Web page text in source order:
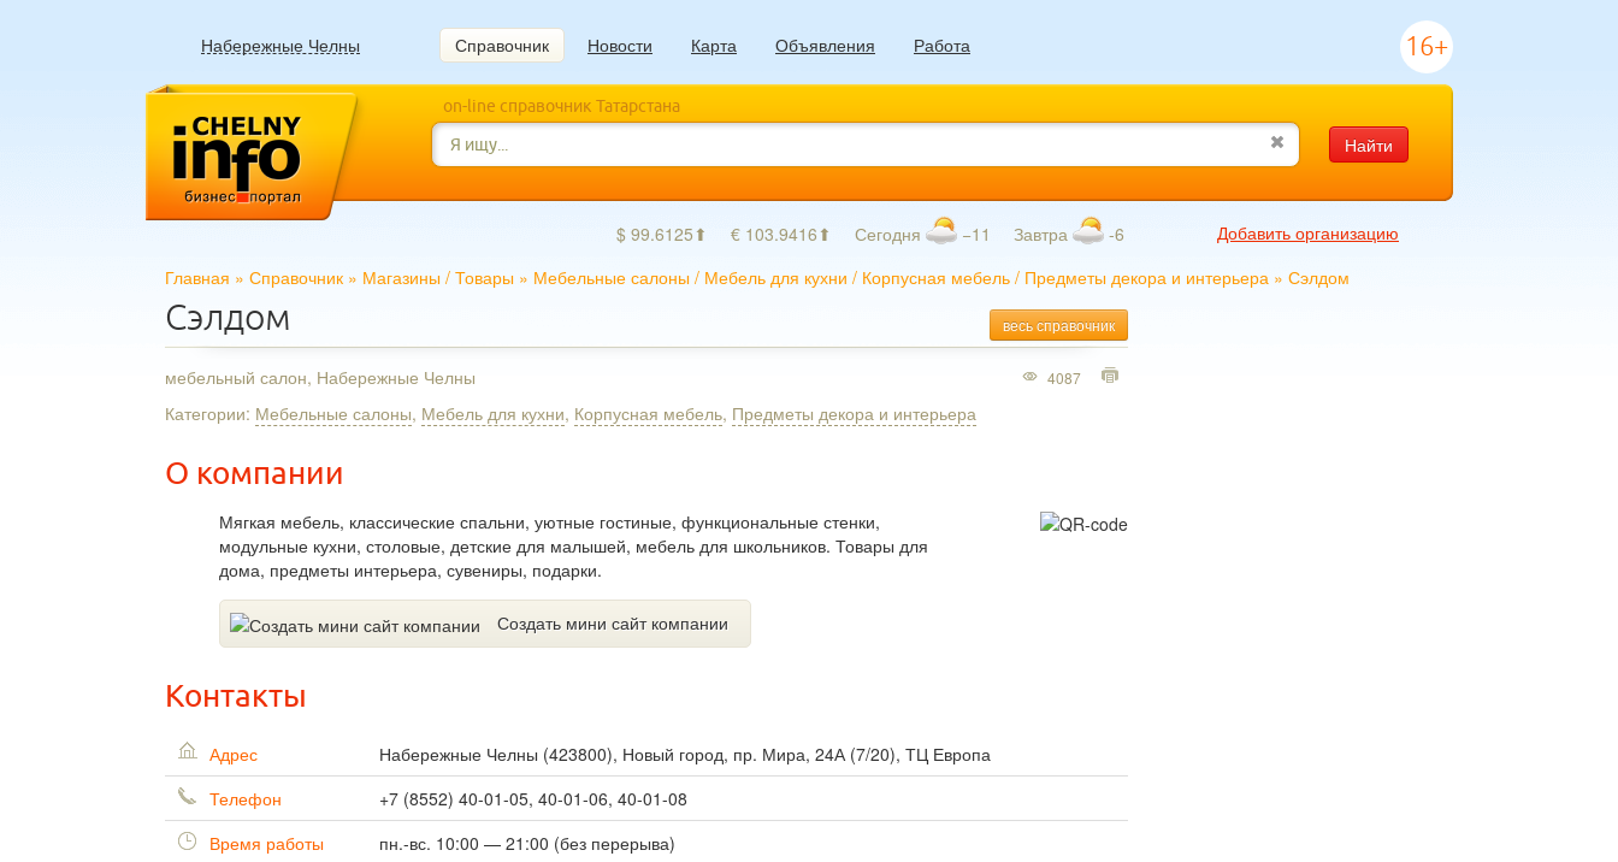
Набережные Челны Справочник Новости Карта Объявления Работа 16+
on-line справочник Татарстана
Найти
$ 99.6125⬆ € 103.9416⬆ Сегодня −11 Завтра -6
Добавить организацию
Главная » Справочник » Магазины / Товары » Мебельные салоны / Мебель для кухни / Корпусная мебель / Предметы декора и интерьера » Сэлдом
весь справочник
Сэлдом
мебельный салон, Набережные Челны
Категории: Мебельные салоны, Мебель для кухни, Корпусная мебель, Предметы декора и интерьера
О компании
Мягкая мебель, классические спальни, уютные гостиные, функциональные стенки,
модульные кухни, столовые, детские для малышей, мебель для школьников. Товары для
дома, предметы интерьера, сувениры, подарки.
Создать мини сайт компании
4087
Контакты
Адрес Набережные Челны (423800), Новый город, пр. Мира, 24А (7/20), ТЦ Европа
Телефон
+7 (8552) 40-01-05, 40-01-06, 40-01-08
Время работы
пн.-вс. 10:00 — 21:00 (без перерыва)